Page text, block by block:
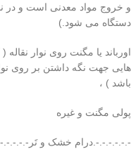
و خروج مواد معدنی است و در
دستگاه می شود.)
اورباند یا مگنت روی نوار
هایی جهت نگه داشتن بر روی
باشد ) ،
پولی مگنت و غیره
-.-.-.-.-.-.درام خشک و تَر-.-.-.-